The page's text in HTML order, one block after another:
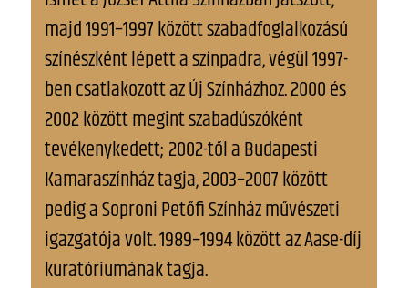
majd 1991–1997 között szabadfoglalkozású
színészként lépett a színpadra, végül 1997-
ben csatlakozott az Új Színházhoz. 2000 és
2002 között megint szabadúszóként
tevékenykedett; 2002-től a Budapesti
Kamaraszínház tagja, 2003–2007 között
pedig a Soproni Petőfi Színház művészeti
igazgatója volt. 1989–1994 között az Aase-díj
kuratóriumának tagja.